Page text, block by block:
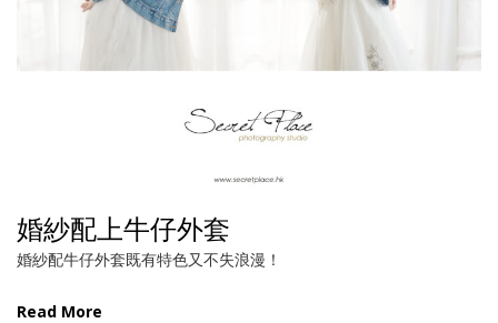
婚紗配上牛仔外套
婚紗配牛仔外套既有特色又不失浪漫！
Read More